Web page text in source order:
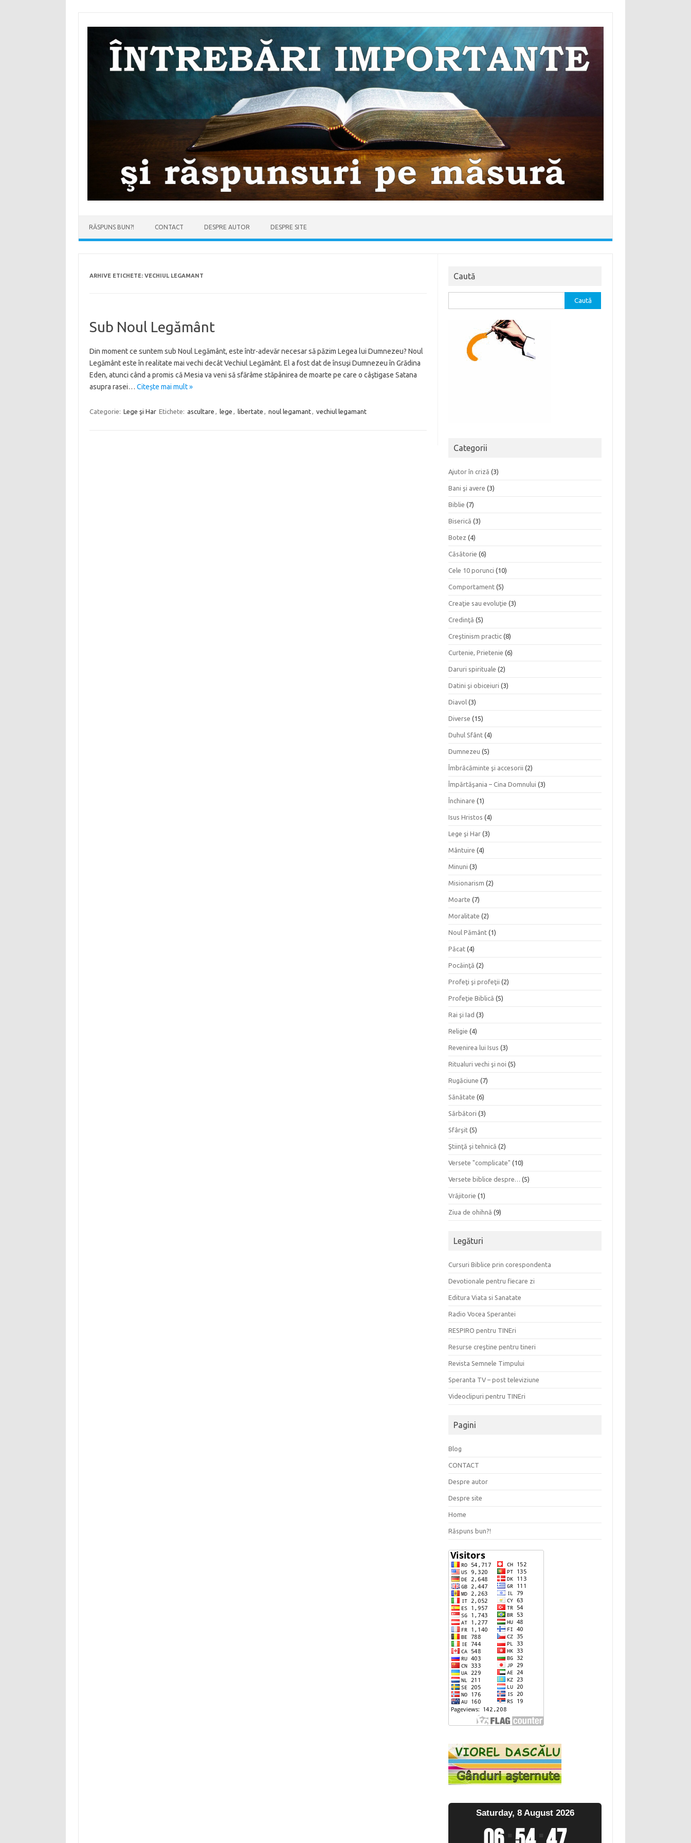
RĂSPUNS BUN?! CONTACT DESPRE AUTOR DESPRE SITE
ARHIVE ETICHETE: VECHIUL LEGAMANT
Sub Noul Legământ
Din moment ce suntem sub Noul Legământ, este într-adevăr necesar să păzim Legea lui Dumnezeu? Noul
Legământ este în realitate mai vechi decât Vechiul Legământ. El a fost dat de însuşi Dumnezeu în Grădina
Eden, atunci când a promis că Mesia va veni să sfărâme stăpânirea de moarte pe care o câştigase Satana
asupra rasei… Citește mai mult »
Categorie: Lege şi Har Etichete: ascultare , lege , libertate , noul legamant, vechiul legamant
Caută
după:
Categorii
Ajutor în criză (3)
Bani şi avere (3)
Biblie (7)
Biserică (3)
Botez (4)
Căsătorie (6)
Cele 10 porunci (10)
Comportament (5)
Creaţie sau evoluţie (3)
Credinţă (5)
Creştinism practic (8)
Curtenie, Prietenie (6)
Daruri spirituale (2)
Datini şi obiceiuri (3)
Diavol (3)
Diverse (15)
Duhul Sfânt (4)
Dumnezeu (5)
Îmbrăcăminte şi accesorii (2)
Împărtăşania – Cina Domnului (3)
Închinare (1)
Isus Hristos (4)
Lege şi Har (3)
Mântuire (4)
Minuni (3)
Misionarism (2)
Moarte (7)
Moralitate (2)
Noul Pământ (1)
Păcat (4)
Pocăinţă (2)
Profeţi şi profeţii (2)
Profeţie Biblică (5)
Rai şi Iad (3)
Religie (4)
Revenirea lui Isus (3)
Ritualuri vechi şi noi (5)
Rugăciune (7)
Sănătate (6)
Sărbători (3)
Sfârşit (5)
Ştiinţă şi tehnică (2)
Versete "complicate" (10)
Versete biblice despre… (5)
Vrăjitorie (1)
Ziua de ohihnă (9)
Legături
Cursuri Biblice prin corespondenta
Devotionale pentru fiecare zi
Editura Viata si Sanatate
Radio Vocea Sperantei
RESPIRO pentru TINEri
Resurse creştine pentru tineri
Revista Semnele Timpului
Speranta TV – post televiziune
Videoclipuri pentru TINEri
Pagini
Blog
CONTACT
Despre autor
Despre site
Home
Răspuns bun?!
Saturday, 8 August 2026